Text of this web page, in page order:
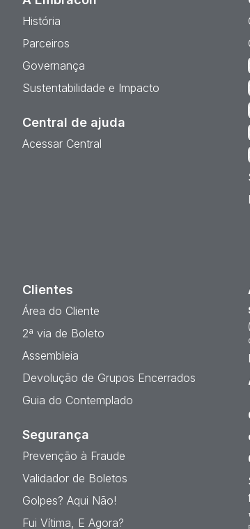
História
Parceiros
Governança
Sustentabilidade e Impacto
Central de ajuda
Acessar Central
Clientes
Área do Cliente
2ª via de Boleto
Assembleia
Devolução de Grupos Encerrados
Guia do Contemplado
Segurança
Prevenção à Fraude
Validador de Boletos
Golpes? Aqui Não!
Fui Vítima, E Agora?